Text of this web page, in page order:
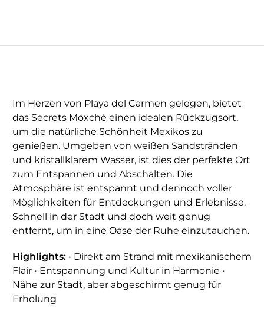
Im Herzen von Playa del Carmen gelegen, bietet
das Secrets Moxché einen idealen Rückzugsort,
um die natürliche Schönheit Mexikos zu
genießen. Umgeben von weißen Sandstränden
und kristallklarem Wasser, ist dies der perfekte Ort
zum Entspannen und Abschalten. Die
Atmosphäre ist entspannt und dennoch voller
Möglichkeiten für Entdeckungen und Erlebnisse.
Schnell in der Stadt und doch weit genug
entfernt, um in eine Oase der Ruhe einzutauchen.
Highlights: • Direkt am Strand mit mexikanischem
Flair • Entspannung und Kultur in Harmonie •
Nähe zur Stadt, aber abgeschirmt genug für
Erholung